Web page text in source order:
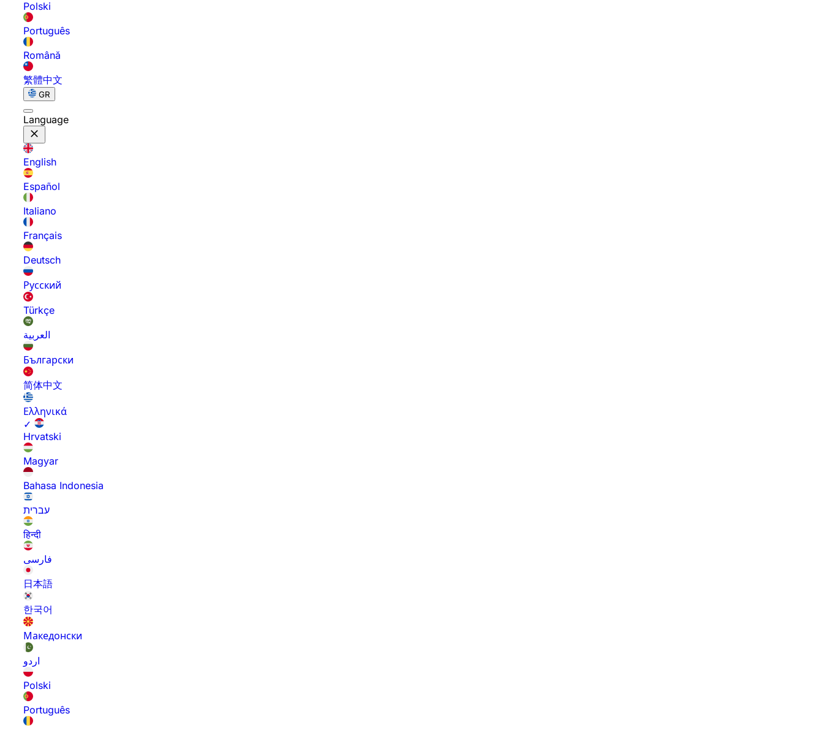
Polski
Português
Română
繁體中文
GR
Language
English
Español
Italiano
Français
Deutsch
Русский
Türkçe
العربية
Български
简体中文
Ελληνικά
✓
Hrvatski
Magyar
Bahasa Indonesia
עברית
हिन्दी
فارسی
日本語
한국어
Македонски
اردو
Polski
Português